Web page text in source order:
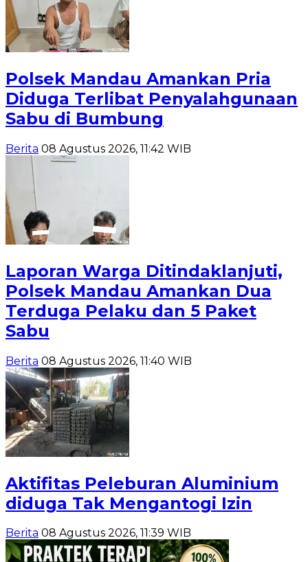
Polsek Mandau Amankan Pria
Diduga Terlibat Penyalahgunaan
Sabu di Bumbung
Berita 08 Agustus 2026, 11:42 WIB
Laporan Warga Ditindaklanjuti,
Polsek Mandau Amankan Dua
Terduga Pelaku dan 5 Paket
Sabu
Berita 08 Agustus 2026, 11:40 WIB
Aktifitas Peleburan Aluminium
diduga Tak Mengantogi Izin
Berita 08 Agustus 2026, 11:39 WIB